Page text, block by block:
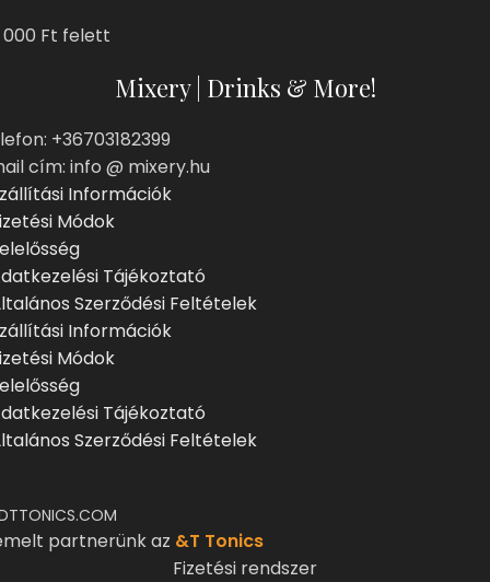
000 Ft felett
Mixery | Drinks & More!
+36703182399
cím: info @ mixery.hu
Információk
Módok
Tájékoztató
Szerződési Feltételek
Információk
Módok
Tájékoztató
Szerződési Feltételek
partnerünk az &T Tonics
Fizetési rendszer